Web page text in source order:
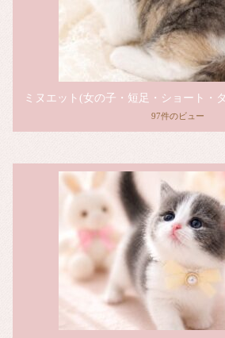
ミヌエット(女の子・短足・ショート・
97件のビュー